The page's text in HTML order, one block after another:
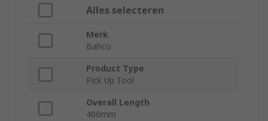
Alles selecteren
Merk
Bahco
Product Type
Pick Up Tool
Overall Length
400mm